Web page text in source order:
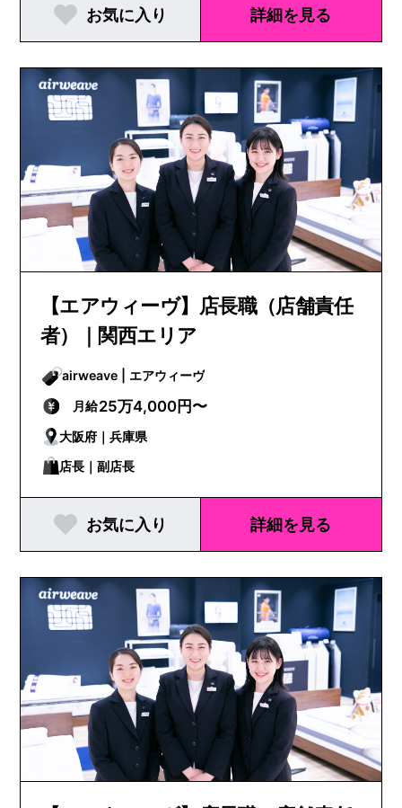
お気に入り 詳細を見る
【エアウィーヴ】店長職（店舗責任
者）｜関西エリア
airweave | エアウィーヴ
月給25万4,000円〜
大阪府｜兵庫県
店長｜副店長
お気に入り 詳細を見る